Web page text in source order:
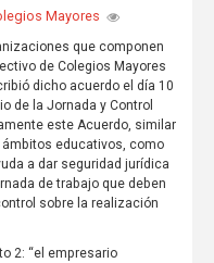
Mayores
que componen
de Colegios Mayores
dicho acuerdo el día 10
de la Jornada y Control
este Acuerdo, similar
educativos, como
a dar seguridad jurídica
de trabajo que deben
sobre la realización
2: “el empresario